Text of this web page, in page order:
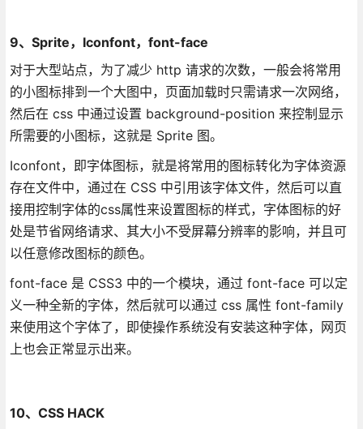
9、Sprite，Iconfont，font-face
对于大型站点，为了减少 http 请求的次数，一般会将常用
的小图标排到一个大图中，页面加载时只需请求一次网络，
然后在 css 中通过设置 background-position 来控制显示
所需要的小图标，这就是 Sprite 图。
Iconfont，即字体图标，就是将常用的图标转化为字体资源
存在文件中，通过在 CSS 中引用该字体文件，然后可以直
接用控制字体的css属性来设置图标的样式，字体图标的好
处是节省网络请求、其大小不受屏幕分辨率的影响，并且可
以任意修改图标的颜色。
font-face 是 CSS3 中的一个模块，通过 font-face 可以定
义一种全新的字体，然后就可以通过 css 属性 font-family
来使用这个字体了，即使操作系统没有安装这种字体，网页
上也会正常显示出来。
10、CSS HACK